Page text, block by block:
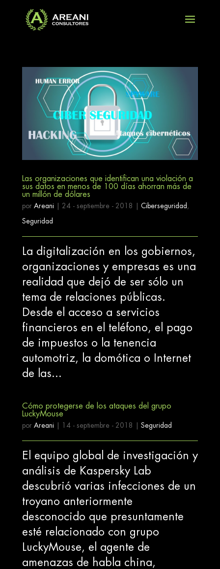
Las organizaciones que identifican una violación a
sus datos en menos de 100 días ahorran más de
un millón de dólares
por Areani 24 - septiembre - 2018 Ciberseguridad ,
Seguridad
La digitalización en los gobiernos,
organizaciones y empresas es una
realidad que dejó de ser sólo un
tema de relaciones públicas.
Desde el acceso a servicios
financieros en el teléfono, el pago
de impuestos o la tenencia
automotriz, la domótica o Internet
de las...
Cómo protegerse de los ataques del grupo
LuckyMouse
por Areani 14 - septiembre - 2018 Seguridad
El equipo global de investigación y
análisis de Kaspersky Lab
descubrió varias infecciones de un
troyano anteriormente
desconocido que presuntamente
esté relacionado con grupo
LuckyMouse, el agente de
amenazas de habla china,